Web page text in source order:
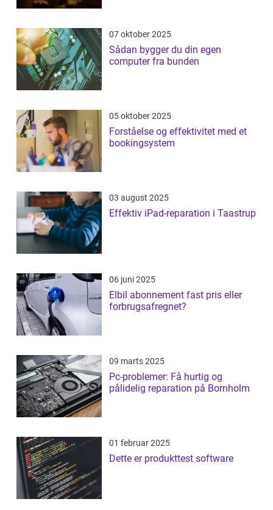
07 oktober 2025
Sådan bygger du din egen
computer fra bunden
05 oktober 2025
Forståelse og effektivitet med et
bookingsystem
03 august 2025
Effektiv iPad-reparation i Taastrup
06 juni 2025
Elbil abonnement fast pris eller
forbrugsafregnet?
09 marts 2025
Pc-problemer: Få hurtig og
pålidelig reparation på Bornholm
01 februar 2025
Dette er produkttest software